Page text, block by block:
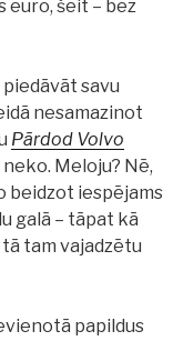
euro, šeit – bez
savu
nesamazinot
Pārdod Volvo
Meloju? Nē,
beidzot iespējams
galā – tāpat kā
tam vajadzētu
papildus